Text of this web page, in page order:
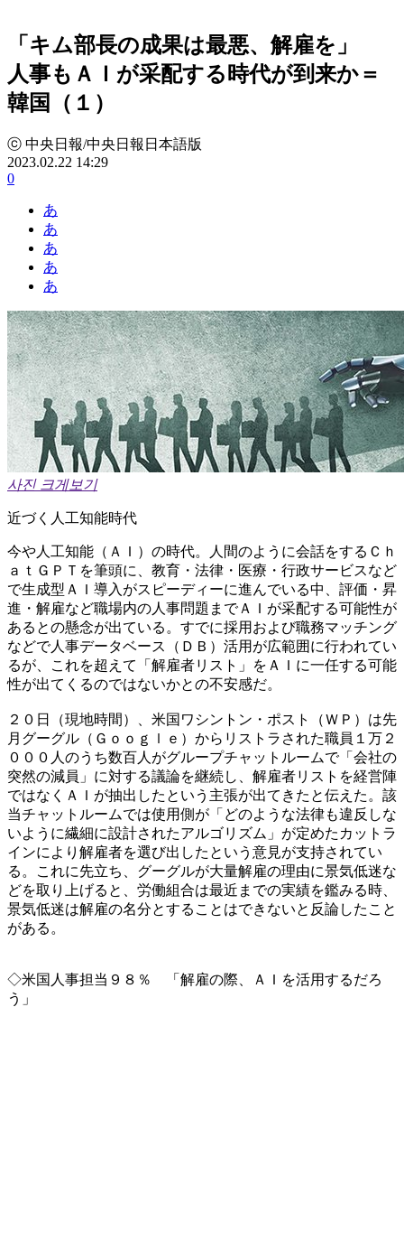
「キム部長の成果は最悪、解雇を」
人事もＡＩが采配する時代が到来か＝
韓国（１）
ⓒ 中央日報/中央日報日本語版
2023.02.22 14:29
0
あ
あ
あ
あ
あ
사진 크게보기
近づく人工知能時代
今や人工知能（ＡＩ）の時代。人間のように会話をするＣｈ
ａｔＧＰＴを筆頭に、教育・法律・医療・行政サービスなど
で生成型ＡＩ導入がスピーディーに進んでいる中、評価・昇
進・解雇など職場内の人事問題までＡＩが采配する可能性が
あるとの懸念が出ている。すでに採用および職務マッチング
などで人事データベース（ＤＢ）活用が広範囲に行われてい
るが、これを超えて「解雇者リスト」をＡＩに一任する可能
性が出てくるのではないかとの不安感だ。
２０日（現地時間）、米国ワシントン・ポスト（ＷＰ）は先
月グーグル（Ｇｏｏｇｌｅ）からリストラされた職員１万２
０００人のうち数百人がグループチャットルームで「会社の
突然の減員」に対する議論を継続し、解雇者リストを経営陣
ではなくＡＩが抽出したという主張が出てきたと伝えた。該
当チャットルームでは使用側が「どのような法律も違反しな
いように繊細に設計されたアルゴリズム」が定めたカットラ
インにより解雇者を選び出したという意見が支持されてい
る。これに先立ち、グーグルが大量解雇の理由に景気低迷な
どを取り上げると、労働組合は最近までの実績を鑑みる時、
景気低迷は解雇の名分とすることはできないと反論したこと
がある。
◇米国人事担当９８％ 「解雇の際、ＡＩを活用するだろ
う」